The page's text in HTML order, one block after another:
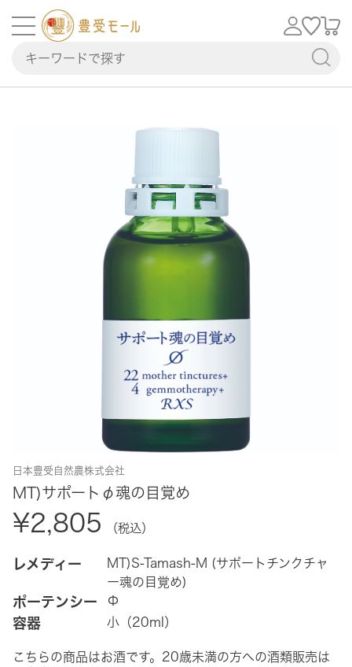
日本豊受自然農株式会社
MT)サポートφ魂の目覚め
¥2,805 （税込）
レメディー
MT)S-Tamash-M (サポートチンクチャ
ー魂の目覚め)
ポーテンシー Φ
容器 小（20ml）
こちらの商品はお酒です。20歳未満の方への酒類販売は